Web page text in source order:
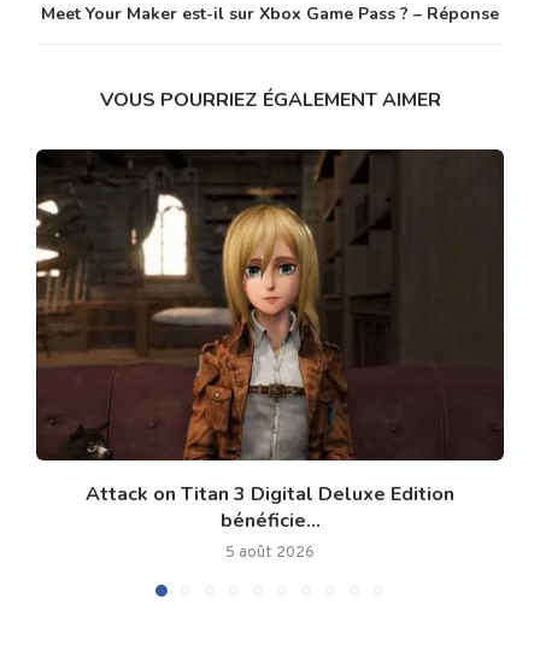
Meet Your Maker est-il sur Xbox Game Pass ? – Réponse
VOUS POURRIEZ ÉGALEMENT AIMER
Attack on Titan 3 Digital Deluxe Edition
bénéficie...
5 août 2026